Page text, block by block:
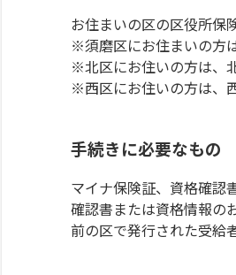
お住まいの区の区役所保
※須磨区にお住まいの方
※北区にお住いの方は、
※西区にお住いの方は、
手続きに必要なもの
マイナ保険証、資格確認
確認書または資格情報の
前の区で発行された受給